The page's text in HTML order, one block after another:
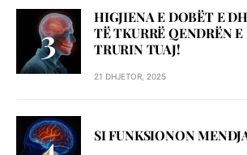
HIGJIENA E DOBËT E
TË TKURRË QENDRËN E
TRURIN TUAJ!
21 DHJETOR, 2025
SI FUNKSIONON